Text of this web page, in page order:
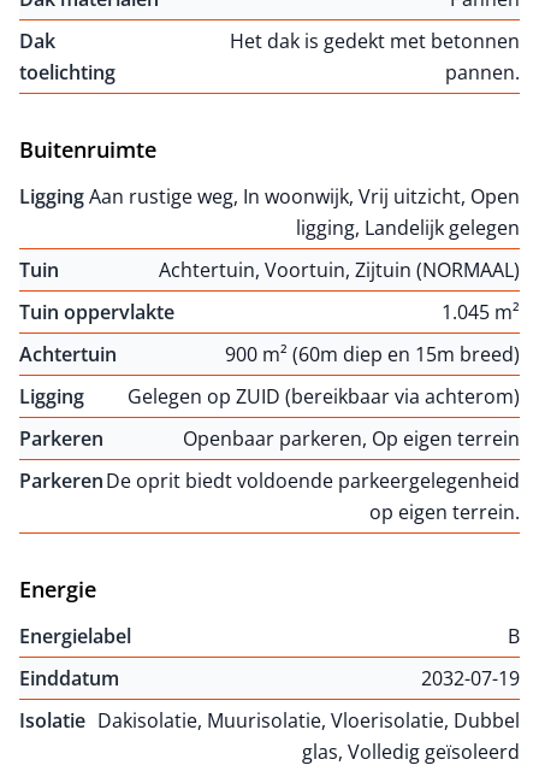
Dak
toelichting
Het dak is gedekt met betonnen
pannen.
Buitenruimte
LiggingAan rustige weg, In woonwijk, Vrij uitzicht, Open
ligging, Landelijk gelegen
Tuin
Achtertuin, Voortuin, Zijtuin (NORMAAL)
Tuin oppervlakte
1.045 m²
Achtertuin
900 m² (60m diep en 15m breed)
Ligging
Gelegen op ZUID (bereikbaar via achterom)
Parkeren
Openbaar parkeren, Op eigen terrein
ParkerenDe oprit biedt voldoende parkeergelegenheid
op eigen terrein.
Energie
Energielabel
B
Einddatum
2032-07-19
Isolatie Dakisolatie, Muurisolatie, Vloerisolatie, Dubbel
glas, Volledig geïsoleerd